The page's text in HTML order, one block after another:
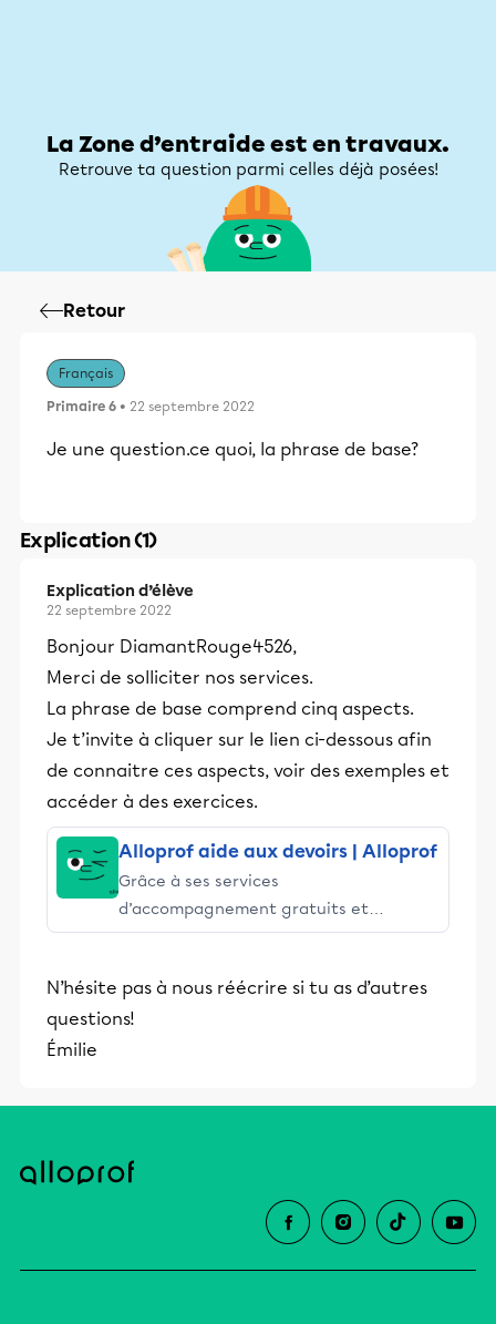
La Zone d’entraide est en travaux.
Retrouve ta question parmi celles déjà posées!
Retour
Français
Primaire 6 • 22 septembre 2022
Je une question.ce quoi, la phrase de base?
Explication (1)
Explication d’élève
22 septembre 2022
Bonjour DiamantRouge4526,
Merci de solliciter nos services.
La phrase de base comprend cinq aspects.
Je t’invite à cliquer sur le lien ci-dessous afin
de connaitre ces aspects, voir des exemples et
accéder à des exercices.
Alloprof aide aux devoirs | Alloprof
Grâce à ses services
d’accompagnement gratuits et
stimulants, Alloprof engage les élèves
éducative.
N’hésite pas à nous réécrire si tu as d’autres
questions!
Émilie